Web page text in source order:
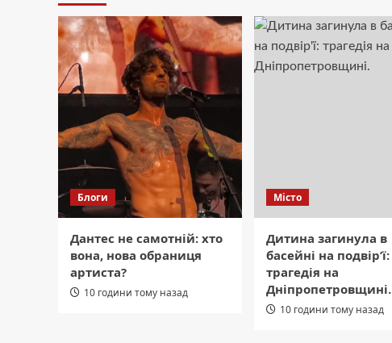
Блоги
Дантес не самотній: хто
вона, нова обраниця
артиста?
10 години тому назад
Місто
Дитина загинула в
басейні на подвір’ї:
трагедія на
Дніпропетровщині.
10 години тому назад